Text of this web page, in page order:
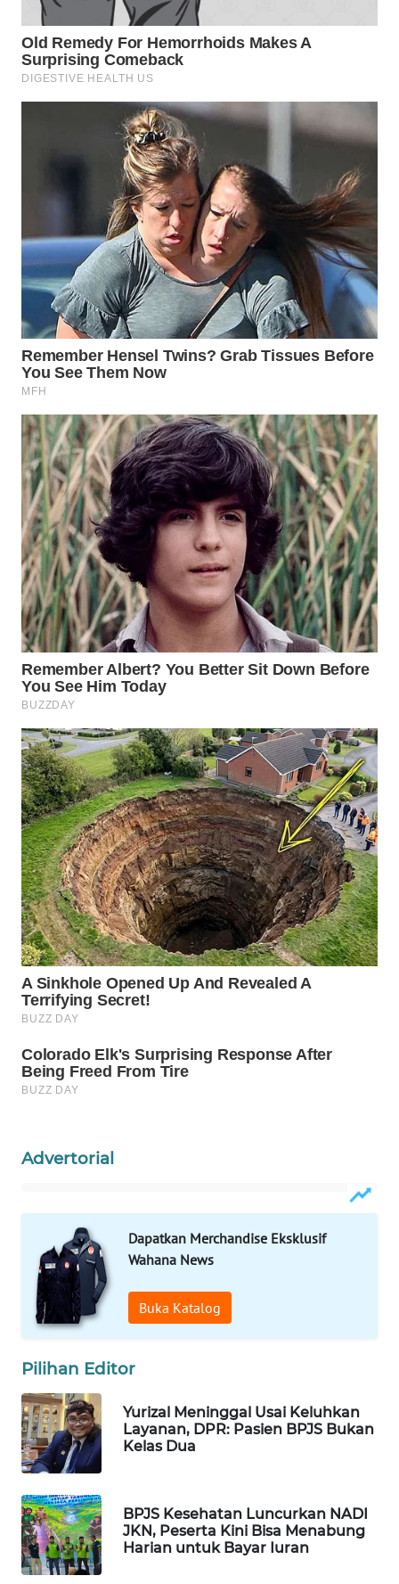
Advertorial
Dapatkan Merchandise Eksklusif
Wahana News
Buka Katalog
Pilihan Editor
Yurizal Meninggal Usai Keluhkan
Layanan, DPR: Pasien BPJS Bukan
Kelas Dua
BPJS Kesehatan Luncurkan NADI
JKN, Peserta Kini Bisa Menabung
Harian untuk Bayar Iuran
WN
PRIANGAN
TIMUR
BOROBUDUR
WN
MADURA
WN
SURABAYA
WN
NATUNA
WN
BINTAN
WN
MANDALIKA
WN
LIKUPANG
WN
LABUANBAJO
WN
BORNEO
Wahana
Media
Group
WAHANA
NEWS
WAHANA
TANI
WAHANA
ADVOKAT
WAHANA
WAHANA
WAHANA
LISTRIK
WAHANA
TRAVEL
TV
WAHANANEWS
ID
CO ID
WAHANANEWS
NET